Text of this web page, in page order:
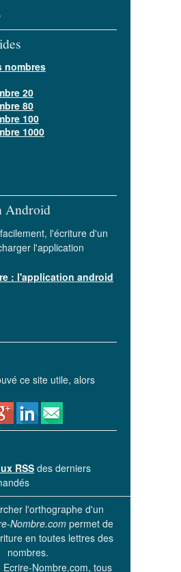
nombres
20
80
100
1000
Android
l'écriture d'un
l'application
: l'application android
ce site utile, alors
RSSdes derniers
l'orthographe d'un
Nombre.com permet de
en toutes lettres des
nombres.
Nombre.com, tous